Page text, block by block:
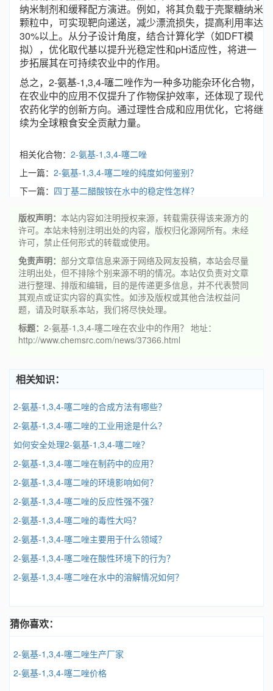
纳米制剂和缓释配方演进。例如，将其负载于壳聚糖纳米
颗粒中，可实现靶向递送，减少漂流损失，提高利用率达
30%以上。从分子设计角度，结合计算化学（如DFT模
拟），优化取代基以提升光稳定性和pH适应性，将进一
步拓展其在可持续农业中的作用。
总之，2-氨基-1,3,4-噻二唑作为一种多功能杂环化合物，
在农业中的应用不仅提升了作物保护效率，还体现了现代
农药化学的创新方向。通过理性合成和应用优化，它将继
续为全球粮食安全贡献力量。
相关化合物： 2-氨基-1,3,4-噻二唑
上一篇： 2-氨基-1,3,4-噻二唑的纯度如何鉴别？
下一篇： 四丁基二醋酸铵在水中的稳定性怎样？
版权声明： 本站内容如注明授权来源，转载需获得该来源方的
许可。本站未特别注明出处的内容，版权归化源网所有。未经
许可，禁止任何形式的转载或使用。
免责声明： 部分文章信息来源于网络及网友投稿，本站会尽量
注明出处，但不排除个别来源不明的情况。本站仅负责对文章
进行整理、排版和编辑，目的是传递更多信息，并不代表赞同
其观点或证实内容的真实性。如涉及版权或其他合法权益问
题，请及时联系本站，我们将尽快处理。
标题： 2-氨基-1,3,4-噻二唑在农业中的作用？ 地址：
http://www.chemsrc.com/news/37366.html
相关知识：
2-氨基-1,3,4-噻二唑的合成方法有哪些？
2-氨基-1,3,4-噻二唑的工业用途是什么？
如何安全处理2-氨基-1,3,4-噻二唑？
2-氨基-1,3,4-噻二唑在制药中的应用？
2-氨基-1,3,4-噻二唑的环境影响如何？
2-氨基-1,3,4-噻二唑的反应性强不强？
2-氨基-1,3,4-噻二唑的毒性大吗？
2-氨基-1,3,4-噻二唑主要用于什么领域？
2-氨基-1,3,4-噻二唑在酸性环境下的行为？
2-氨基-1,3,4-噻二唑在水中的溶解情况如何？
猜你喜欢：
2-氨基-1,3,4-噻二唑生产厂家
2-氨基-1,3,4-噻二唑价格